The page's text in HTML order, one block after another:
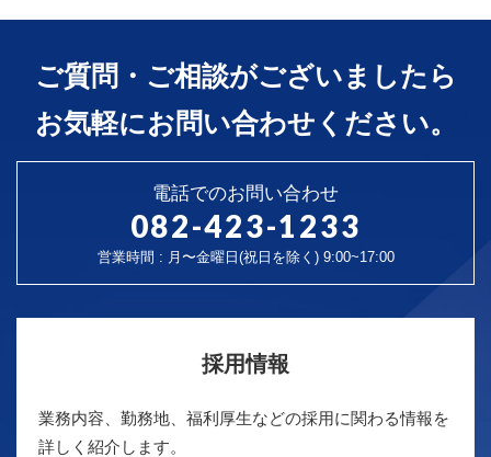
ご質問・ご相談がございましたら
お気軽にお問い合わせください。
電話でのお問い合わせ
082-423-1233
営業時間 : 月〜金曜日(祝日を除く) 9:00~17:00
採用情報
業務内容、勤務地、福利厚生などの採用に関わる情報を
詳しく紹介します。